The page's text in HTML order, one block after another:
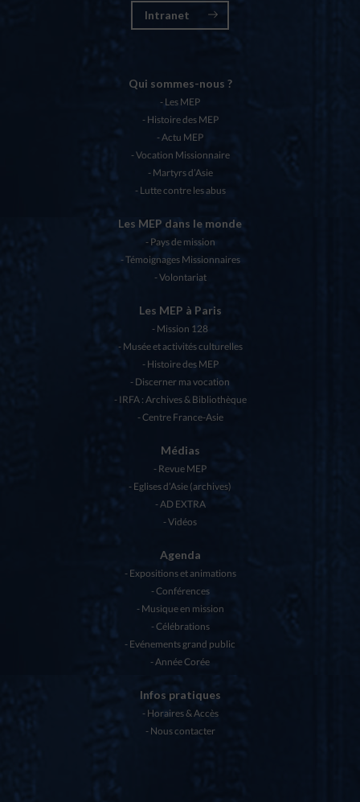
Intranet
Qui sommes-nous ?
Les MEP
Histoire des MEP
Actu MEP
Vocation Missionnaire
Martyrs d’Asie
Lutte contre les abus
Les MEP dans le monde
Pays de mission
Témoignages Missionnaires
Volontariat
Les MEP à Paris
Mission 128
Musée et activités culturelles
Histoire des MEP
Discerner ma vocation
IRFA : Archives & Bibliothèque
Centre France-Asie
Médias
Revue MEP
Eglises d’Asie (archives)
AD EXTRA
Vidéos
Agenda
Expositions et animations
Conférences
Musique en mission
Célébrations
Evénements grand public
Année Corée
Infos pratiques
Horaires & Accès
Nous contacter